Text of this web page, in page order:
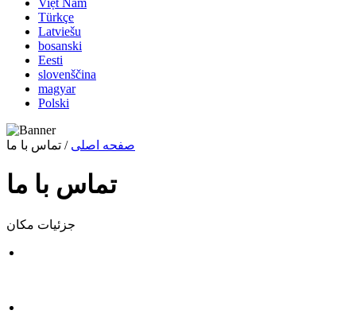
Việt Nam
Türkçe
Latviešu
bosanski
Eesti
slovenščina
magyar
Polski
صفحه اصلی / تماس با ما
تماس با ما
جزئیات مکان